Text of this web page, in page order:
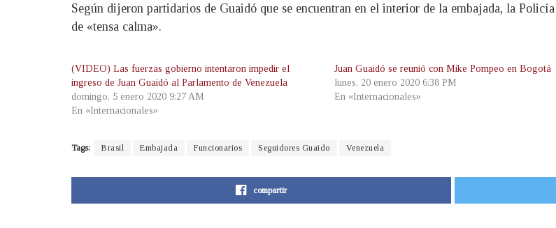
Según dijeron partidarios de Guaidó que se encuentran en el interior de la embajada, la
de «tensa calma».
(VIDEO) Las fuerzas gobierno intentaron impedir el
ingreso de Juan Guaidó al Parlamento de Venezuela
domingo, 5 enero 2020 9:27 AM
En «Internacionales»
Juan Guaidó se reunió con Mike Pompeo en Bogotá
lunes, 20 enero 2020 6:38 PM
En «Internacionales»
Tags: Brasil Embajada Funcionarios Seguidores Guaido Venezuela
compartir